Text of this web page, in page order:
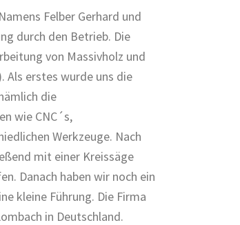
Felber Gerhard und
durch den Betrieb. Die
von Massivholz und
Als erstes wurde uns die
die
wie CNC´s,
Werkzeuge. Nach
mit einer Kreissäge
Danach haben wir noch ein
kleine Führung. Die Firma
in Deutschland.